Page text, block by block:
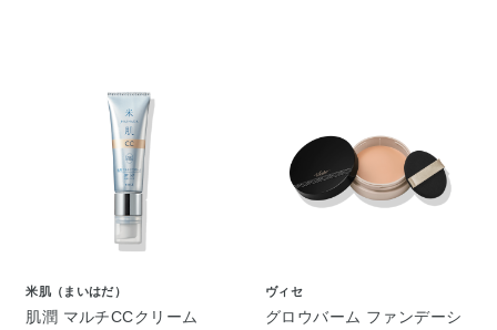
米肌（まいはだ）
肌潤 マルチCCクリーム
ヴィセ
グロウバーム ファンデーシ